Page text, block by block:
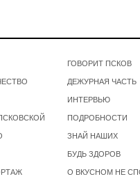
ГОВОРИТ ПСКОВ
ДЕЖУРНАЯ ЧАСТЬ
ИНТЕРВЬЮ
ПОДРОБНОСТИ
ЗНАЙ НАШИХ
БУДЬ ЗДОРОВ
О ВКУСНОМ НЕ